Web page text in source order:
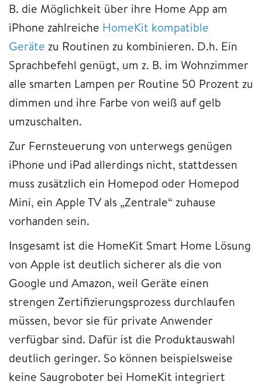
B. die Möglichkeit über ihre Home App am
iPhone zahlreiche HomeKit kompatible
Geräte zu Routinen zu kombinieren. D.h. Ein
Sprachbefehl genügt, um z. B. im Wohnzimmer
alle smarten Lampen per Routine 50 Prozent zu
dimmen und ihre Farbe von weiß auf gelb
umzuschalten.
Zur Fernsteuerung von unterwegs genügen
iPhone und iPad allerdings nicht, stattdessen
muss zusätzlich ein Homepod oder Homepod
Mini, ein Apple TV als „Zentrale“ zuhause
vorhanden sein.
Insgesamt ist die HomeKit Smart Home Lösung
von Apple ist deutlich sicherer als die von
Google und Amazon, weil Geräte einen
strengen Zertifizierungsprozess durchlaufen
müssen, bevor sie für private Anwender
verfügbar sind. Dafür ist die Produktauswahl
deutlich geringer. So können beispielsweise
keine Saugroboter bei HomeKit integriert